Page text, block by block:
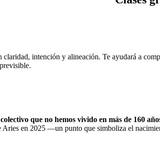
intención y alineación. Te ayudará a
que no hemos vivido en más de 160
en 2025 —un punto que simboliza el